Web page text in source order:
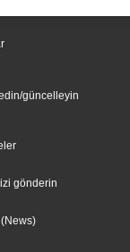
güncelleyin
gönderin